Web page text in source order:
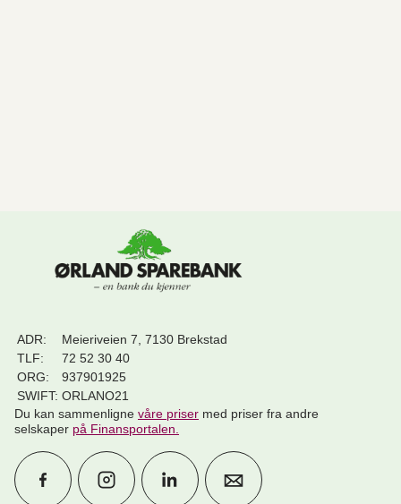
ADR:
Meieriveien 7, 7130 Brekstad
TLF:
72 52 30 40
ORG:
937901925
SWIFT: ORLANO21
Du kan sammenligne våre priser med priser fra andre
selskaper på Finansportalen